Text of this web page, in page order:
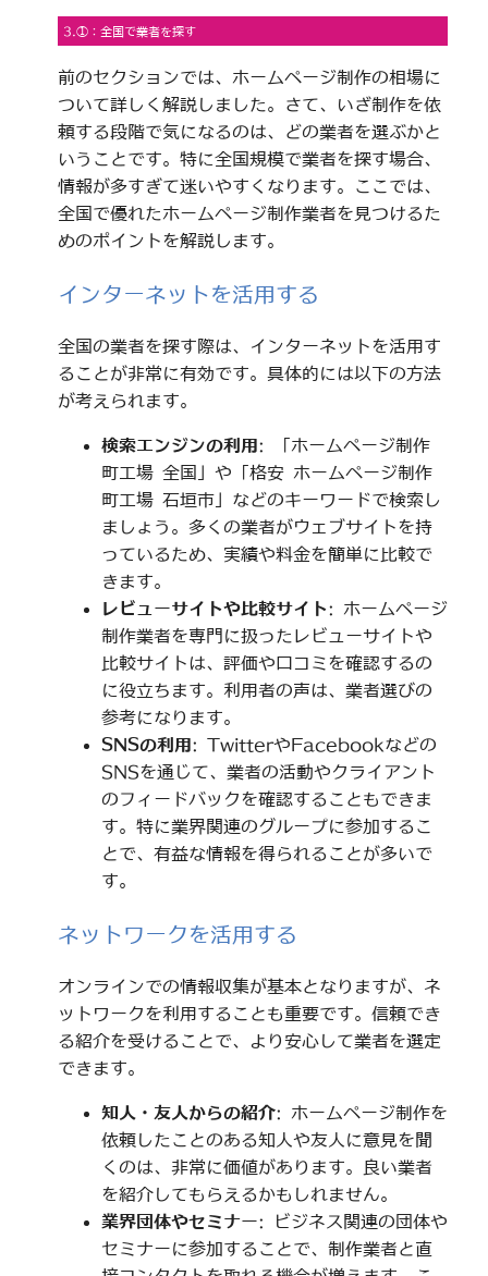
3.①：全国で業者を探す
前のセクションでは、ホームページ制作の相場に
ついて詳しく解説しました。さて、いざ制作を依
頼する段階で気になるのは、どの業者を選ぶかと
いうことです。特に全国規模で業者を探す場合、
情報が多すぎて迷いやすくなります。ここでは、
全国で優れたホームページ制作業者を見つけるた
めのポイントを解説します。
インターネットを活用する
全国の業者を探す際は、インターネットを活用す
ることが非常に有効です。具体的には以下の方法
が考えられます。
検索エンジンの利用 : 「ホームページ制作
町工場 全国」や「格安 ホームページ制作
町工場 石垣市」などのキーワードで検索し
ましょう。多くの業者がウェブサイトを持
っているため、実績や料金を簡単に比較で
きます。
レビューサイトや比較サイト: ホームページ
制作業者を専門に扱ったレビューサイトや
比較サイトは、評価や口コミを確認するの
に役立ちます。利用者の声は、業者選びの
参考になります。
SNSの利用 : TwitterやFacebookなどの
SNSを通じて、業者の活動やクライアント
のフィードバックを確認することもできま
す。特に業界関連のグループに参加するこ
とで、有益な情報を得られることが多いで
す。
ネットワークを活用する
オンラインでの情報収集が基本となりますが、ネ
ットワークを利用することも重要です。信頼でき
る紹介を受けることで、より安心して業者を選定
できます。
知人・友人からの紹介: ホームページ制作を
依頼したことのある知人や友人に意見を聞
くのは、非常に価値があります。良い業者
を紹介してもらえるかもしれません。
業界団体やセミナー: ビジネス関連の団体や
セミナーに参加することで、制作業者と直